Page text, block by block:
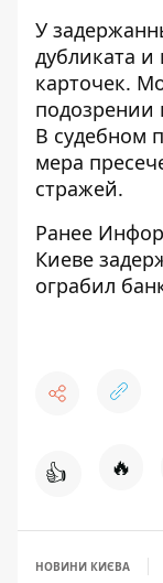
У
дубликата и
карточек.
подозрении
В судебном
мера
стражей.
Ранее
Киеве
ограбил
👍 🔥
НОВИНИ КИЄВА